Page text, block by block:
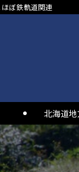
ぼ鉄軌道関連
北海道地